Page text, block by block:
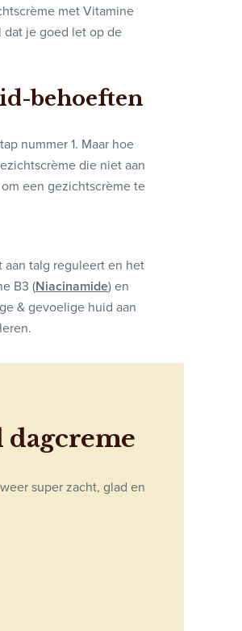
met Vitamine
je goed let op de
behoeften
nummer 1. Maar hoe
die niet aan
een gezichtscrème te
talg reguleert en het
B3 (Niacinamide) en
& gevoelige huid aan
dagcreme
super zacht, glad en